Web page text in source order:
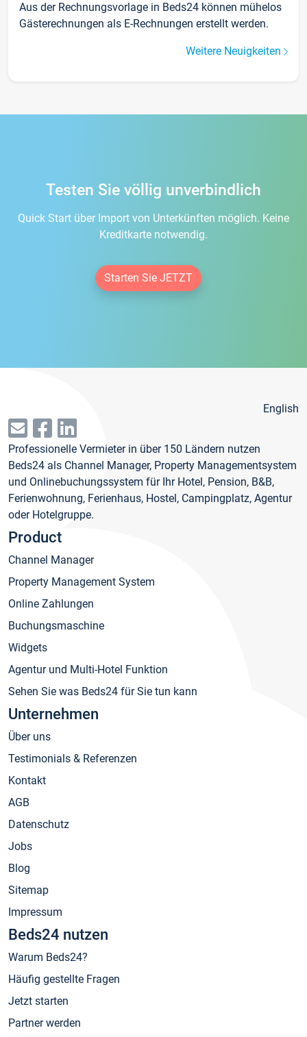
Aus der Rechnungsvorlage in Beds24 können mühelos
Gästerechnungen als E-Rechnungen erstellt werden.
Weitere Neuigkeiten
Testen Sie völlig unverbindlich
Quick Start über Import von Unterkünften möglich. Keine
Kreditkarte notwendig.
Starten Sie JETZT
English
Professionelle Vermieter in über 150 Ländern nutzen
Beds24 als Channel Manager, Property Managementsystem
und Onlinebuchungssystem für Ihr Hotel, Pension, B&B,
Ferienwohnung, Ferienhaus, Hostel, Campingplatz, Agentur
oder Hotelgruppe.
Product
Channel Manager
Property Management System
Online Zahlungen
Buchungsmaschine
Widgets
Agentur und Multi-Hotel Funktion
Sehen Sie was Beds24 für Sie tun kann
Unternehmen
Über uns
Testimonials & Referenzen
Kontakt
AGB
Datenschutz
Jobs
Blog
Sitemap
Impressum
Beds24 nutzen
Warum Beds24?
Häufig gestellte Fragen
Jetzt starten
Partner werden